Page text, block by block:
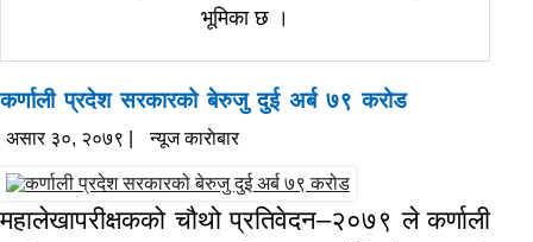
भूमिका छ ।
कर्णाली प्रदेश सरकारको बेरुजु दुई अर्ब ७९ करोड
असार ३०, २०७९ | न्यूज काराेबार
महालेखापरीक्षकको चौथो प्रतिवेदन–२०७९ ले कर्णाली